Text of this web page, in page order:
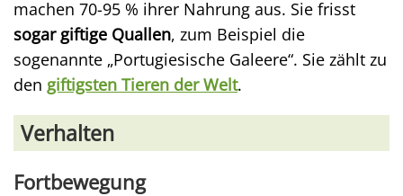
machen 70-95 % ihrer Nahrung aus. Sie frisst
sogar giftige Quallen, zum Beispiel die
sogenannte „Portugiesische Galeere“. Sie zählt zu
den giftigsten Tieren der Welt.
Verhalten
Fortbewegung